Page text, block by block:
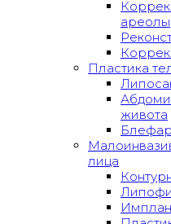
ареолы
Пластика
живота
лица